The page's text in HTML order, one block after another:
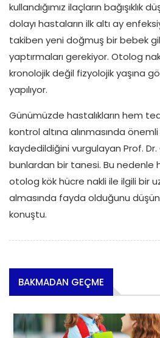
kullandığımız ilaçların bağışıklık
dolayı hastaların ilk altı ay
takiben yeni doğmuş bir bebek
yaptırmaları gerekiyor. Otolog
kronolojik değil fizyolojik yaşına
yapılıyor.
Günümüzde hastalıkların hem
kontrol altına alınmasında
kaydedildiğini vurgulayan Prof. Dr.
bunlardan bir tanesi. Bu nedenle
otolog kök hücre nakli ile ilgili bir
almasında fayda olduğunu
konuştu.
BAKMADAN GEÇME